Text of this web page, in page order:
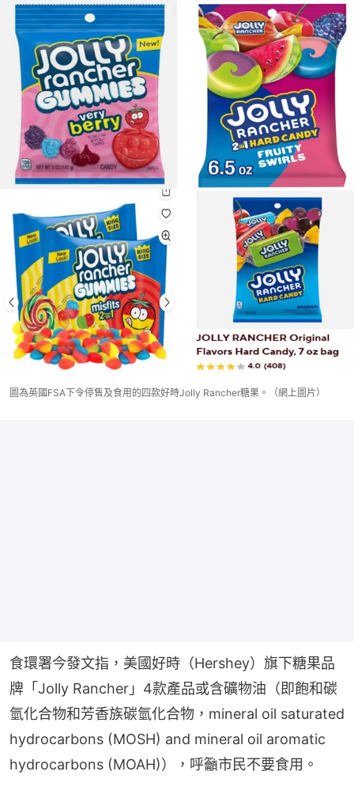
圖為英國FSA下令停售及食用的四款好時Jolly Rancher糖果。（網上圖片）
食環署今發文指，美國好時（Hershey）旗下糖果品
牌「Jolly Rancher」4款產品或含礦物油（即飽和碳
氫化合物和芳香族碳氫化合物，mineral oil saturated
hydrocarbons (MOSH) and mineral oil aromatic
hydrocarbons (MOAH)），呼籲市民不要食用。